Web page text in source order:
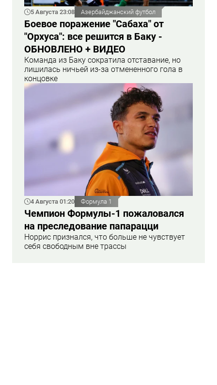
5 Августа 23:08 Азербайджанский футбол
Боевое поражение "Сабаха" от
"Орхуса": все решится в Баку -
ОБНОВЛЕНО + ВИДЕО
Команда из Баку сократила отставание, но
лишилась ничьей из-за отмененного гола в
концовке
4 Августа 01:20 Формула 1
Чемпион Формулы-1 пожаловался
на преследование папарацци
Норрис признался, что больше не чувствует
себя свободным вне трассы